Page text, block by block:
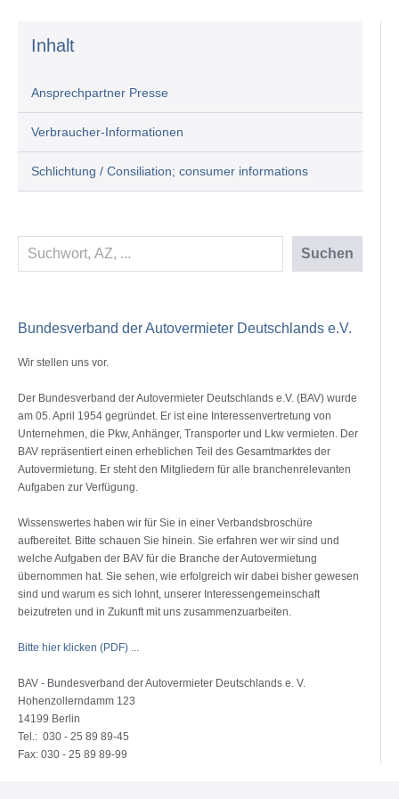
Inhalt
Ansprechpartner Presse
Verbraucher-Informationen
Schlichtung / Consiliation; consumer informations
Suchen Suchen
Bundesverband der Autovermieter Deutschlands e.V.
Wir stellen uns vor.
Der Bundesverband der Autovermieter Deutschlands e.V. (BAV) wurde
am 05. April 1954 gegründet. Er ist eine Interessenvertretung von
Unternehmen, die Pkw, Anhänger, Transporter und Lkw vermieten. Der
BAV repräsentiert einen erheblichen Teil des Gesamtmarktes der
Autovermietung. Er steht den Mitgliedern für alle branchenrelevanten
Aufgaben zur Verfügung.
Wissenswertes haben wir für Sie in einer Verbandsbroschüre
aufbereitet. Bitte schauen Sie hinein. Sie erfahren wer wir sind und
welche Aufgaben der BAV für die Branche der Autovermietung
übernommen hat. Sie sehen, wie erfolgreich wir dabei bisher gewesen
sind und warum es sich lohnt, unserer Interessengemeinschaft
beizutreten und in Zukunft mit uns zusammenzuarbeiten.
Bitte hier klicken (PDF) ...
BAV - Bundesverband der Autovermieter Deutschlands e. V.
Hohenzollerndamm 123
14199 Berlin
Tel.: 030 - 25 89 89-45
Fax: 030 - 25 89 89-99